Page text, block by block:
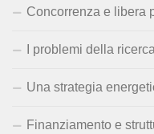
Concorrenza e libera
I problemi della
Una strategia
Finanziamento e